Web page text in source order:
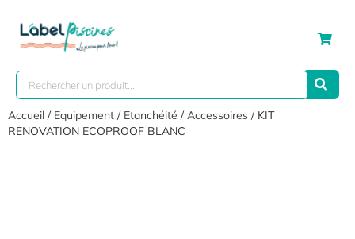
Accueil / Equipement / Etanchéité /Accessoires / KIT
RENOVATION ECOPROOF BLANC